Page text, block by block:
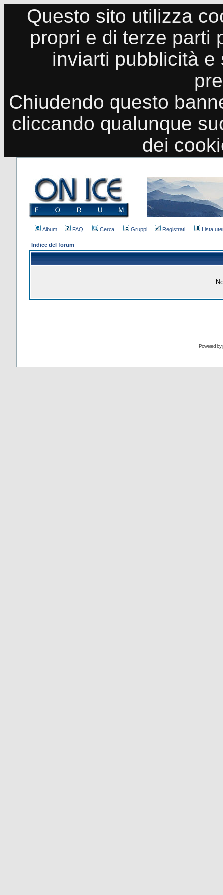
Questo sito utilizza
propri e di terze parti
inviarti pubblicità
Chiudendo questo
cliccando qualunque
dei
Album FAQ Cerca Gruppi Registrati Lista
Indice del forum
Powered by